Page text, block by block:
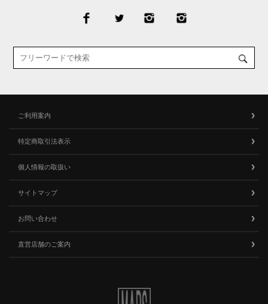
ご利用案内
特定商取引法表示
個人情報の取扱い
サイトマップ
お問い合わせ
直営店舗のご案内